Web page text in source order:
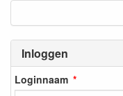
Inloggen
Loginnaam